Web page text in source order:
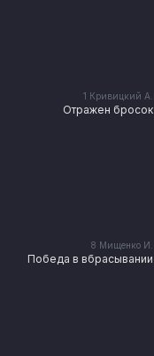
1 Кривицкий А.
Отражен бросок
8 Мищенко И.
Победа в вбрасывании